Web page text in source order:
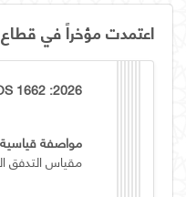
اعتمدت مؤخراً في قطاع
1662 :2026
مواصفة
مقياس التدفق